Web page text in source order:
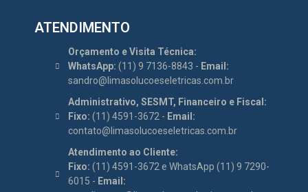
ATENDIMENTO
Orçamento e Visita Técnica:
WhatsApp: (11) 9 7136-8843 - Email:
sandro@limasolucoeseletricas.com.br
Administrativo, SESMT, Financeiro e Fiscal:
Fixo: (11) 4591-3672 - Email:
contato@limasolucoeseletricas.com.br
Atendimento ao Cliente:
Fixo: (11) 4591-3672 e WhatsApp (11) 9 7290-
6015 - Email: